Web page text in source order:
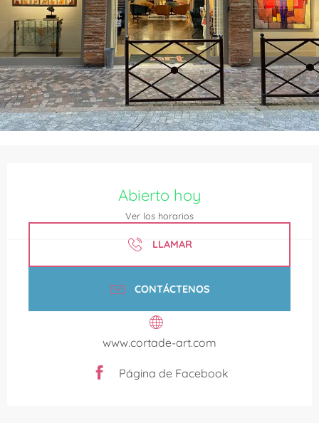
Abierto hoy
Ver los horarios
LLAMAR
CONTÁCTENOS
www.cortade-art.com
Página de Facebook